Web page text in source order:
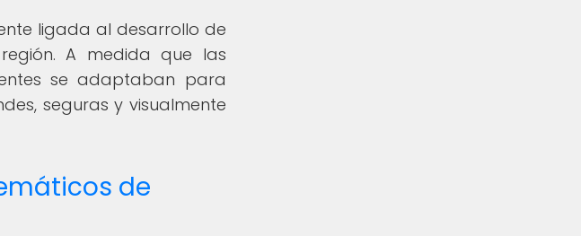
ligada al desarrollo de
A medida que las
se adaptaban para
seguras y visualmente
de